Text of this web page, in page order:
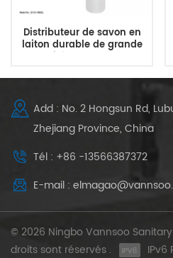
Distributeur de savon en
laiton durable de grande
capacité 1000 ml pour la
Add : No. 2 Hongsun Rd,
Zhejiang Province, China
Tél : +86 -13566387372
E-mail :
© 2026 Ningbo Vannsoo
droits sont réservés .
IPv6